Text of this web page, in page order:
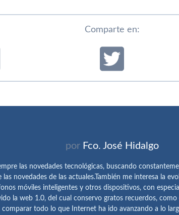
Comparte en:
por Fco. José Hidalgo
las novedades tecnológicas, buscando
las novedades de las actuales.También me interesa la
móviles inteligentes y otros dispositivos, con
la web 1.0, del cual conservo gratos recuerdos,
comparar todo lo que Internet ha ido avanzando a lo